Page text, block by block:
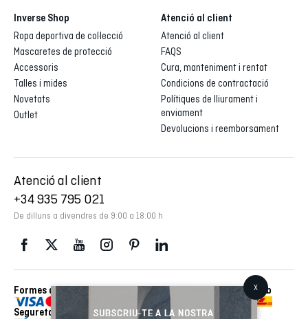
Inverse Shop
Ropa deportiva de col·lecció
Mascaretes de protecció
Accessoris
Talles i mides
Novetats
Outlet
Atenció al client
Atenció al client
FAQS
Cura, manteniment i rentat
Condicions de contractació
Polítiques de lliurament i
enviament
Devolucions i reemborsament
Atenció al client
+34 935 795 021
De dilluns a divendres de 9:00 a 18:00 h
Formes de pagament
Enviaments realitzats amb
Seguretat